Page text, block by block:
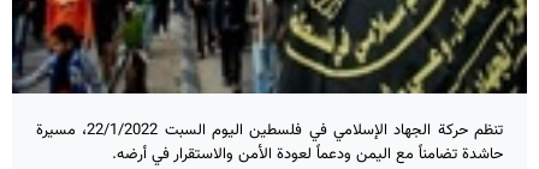
تنظم حركة الجهاد الإسلامي في فلسطين اليوم السبت 22/1/2022، مسيرة
حاشدة تضامناً مع اليمن ودعماً لعودة الأمن والاستقرار في أرضه.